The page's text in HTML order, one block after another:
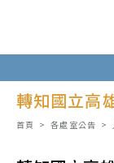
至
主
要轉知國立高
首頁 > 各處室公告 >